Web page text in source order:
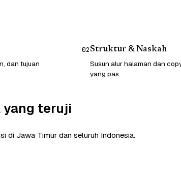
dan tujuan
02Struktur & Naskah
Susun alur halaman dan
yang pas.
teruji
di Jawa Timur dan seluruh Indonesia.